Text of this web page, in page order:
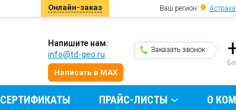
Онлайн-заказ Ваш регион:
Заказать звонок
Напишите нам:
info@td-geo.ru
Написать в MAX
СЕРТИФИКАТЫ ПРАЙС-ЛИСТЫ О